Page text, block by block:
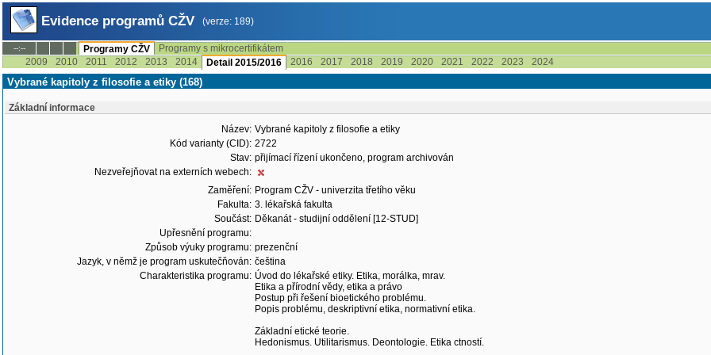
Evidence programů CŽV (verze: 189)
--:-- Programy CŽV
Programy s mikrocertifikátem
2009
2010 2011 2012 2013 2014 Detail 2015/2016 2016 2017 2018 2019 2020 2021 2022 2023 2024
Vybrané kapitoly z filosofie a etiky (168)
Základní informace
Název: Vybrané kapitoly z filosofie a etiky
Kód varianty (CID): 2722
Stav: přijímací řízení ukončeno, program archivován
Nezveřejňovat na externích webech:
Zaměření: Program CŽV - univerzita třetího věku
Fakulta: 3. lékařská fakulta
Součást: Děkanát - studijní oddělení [12-STUD]
Upřesnění programu:
Způsob výuky programu: prezenční
Jazyk, v němž je program uskutečňován: čeština
Charakteristika programu: Úvod do lékařské etiky. Etika, morálka, mrav.
Etika a přírodní vědy, etika a právo
Postup při řešení bioetického problému.
Popis problému, deskriptivní etika, normativní etika.
Základní etické teorie.
Hedonismus. Utilitarismus. Deontologie. Etika ctností.